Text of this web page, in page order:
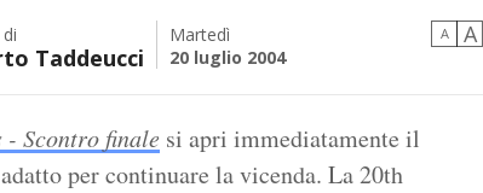
Taddeucci
Martedì
20 luglio 2004
A A
- Scontro finale si apri immediatamente il
per continuare la vicenda. La 20th